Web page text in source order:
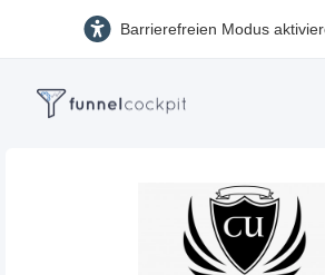
Barrierefreien Modus